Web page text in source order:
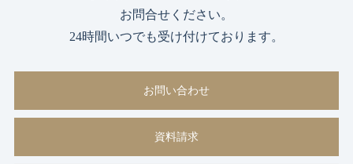
お問合せください。
24時間いつでも受け付けております。
お問い合わせ
資料請求